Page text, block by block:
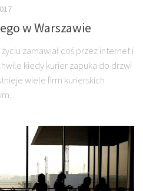
w Warszawie
zamawiał coś przez internet i
kiedy kurier zapuka do drzwi
wiele firm kurierskich